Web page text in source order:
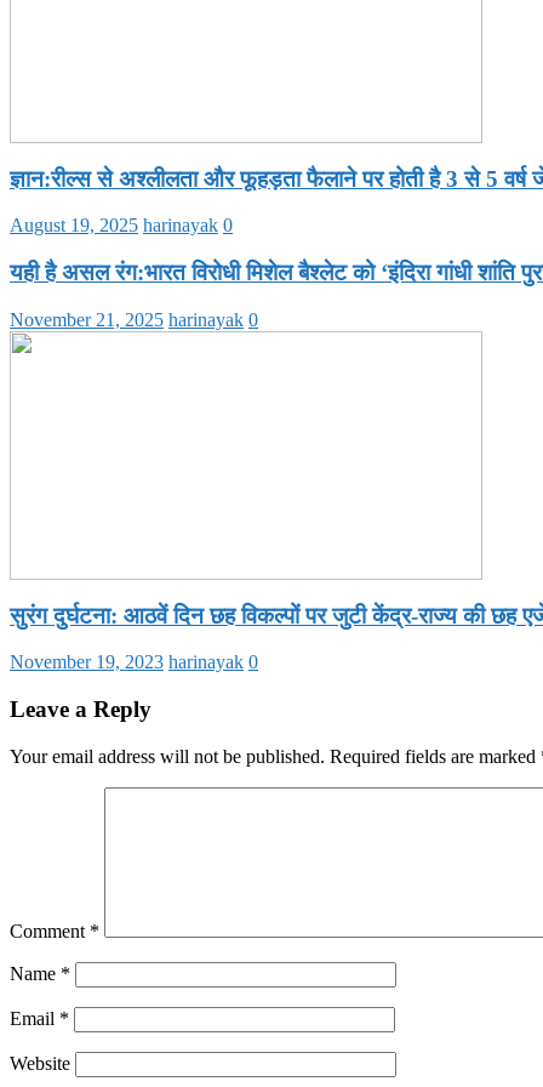
ज्ञान:रील्स से अश्लीलता और फूहड़ता फैलाने पर होती है 3 से 5 वर्ष
August 19, 2025 harinayak 0
यही है असल रंग:भारत विरोधी मिशेल बैश्लेट को ‘इंदिरा गांधी शांति
November 21, 2025 harinayak 0
सुरंग दुर्घटना: आठवें दिन छह विकल्पों पर जुटी केंद्र-राज्य की छह
November 19, 2023 harinayak 0
Leave a Reply
Your email address will not be published. Required fields are marked
Comment *
Name *
Email *
Website